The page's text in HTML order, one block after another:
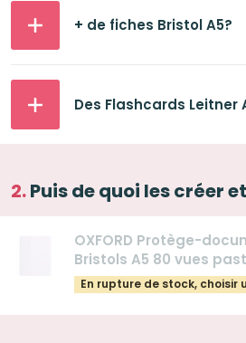
+ de fiches Bristol A5?
Des Flashcards Leitner
Puis de quoi les créer
OXFORD Protège-
Bristols A5 80 vues
En rupture de stock, choisir